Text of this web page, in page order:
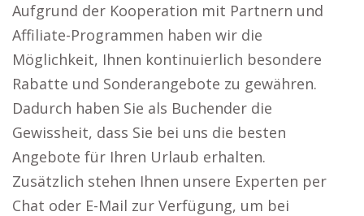
Aufgrund der Kooperation mit Partnern und
Affiliate-Programmen haben wir die
Möglichkeit, Ihnen kontinuierlich besondere
Rabatte und Sonderangebote zu gewähren.
Dadurch haben Sie als Buchender die
Gewissheit, dass Sie bei uns die besten
Angebote für Ihren Urlaub erhalten.
Zusätzlich stehen Ihnen unsere Experten per
Chat oder E-Mail zur Verfügung, um bei